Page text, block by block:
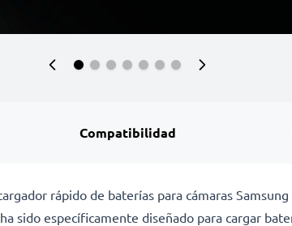
Compatibilidad
rápido de baterías para cámaras Samsung
sido específicamente diseñado para cargar